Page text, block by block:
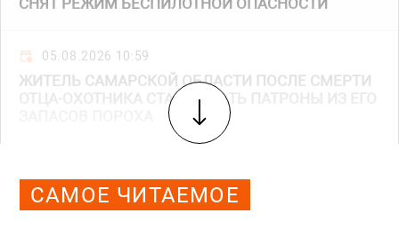
СНЯТ РЕЖИМ БЕСПИЛОТНОЙ ОПАСНОСТИ
05.08.2026 10:59
ЖИТЕЛЬ САМАРСКОЙ ОБЛАСТИ ПОСЛЕ СМЕРТИ
ОТЦА-ОХОТНИКА СТАЛ ДЕЛАТЬ ПАТРОНЫ ИЗ ЕГО
САМОЕ ЧИТАЕМОЕ